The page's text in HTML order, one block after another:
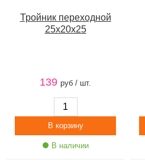
Тройник переходной
25х20х25
139 руб / шт.
В наличии